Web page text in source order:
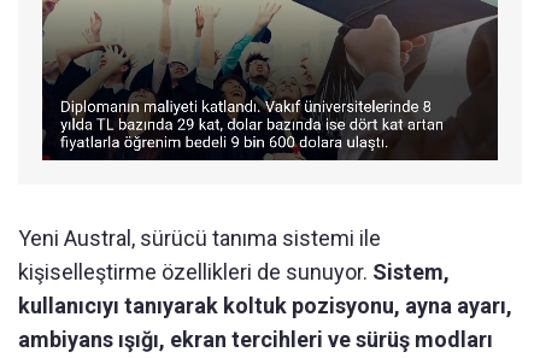
Yeni Austral, sürücü tanıma sistemi ile
kişiselleştirme özellikleri de sunuyor. Sistem,
kullanıcıyı tanıyarak koltuk pozisyonu, ayna ayarı,
ambiyans ışığı, ekran tercihleri ve sürüş modları